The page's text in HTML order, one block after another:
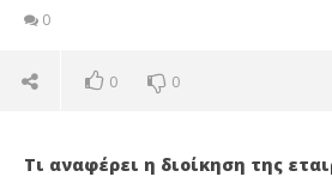
0
0 0
Τι αναφέρει η διοίκηση της